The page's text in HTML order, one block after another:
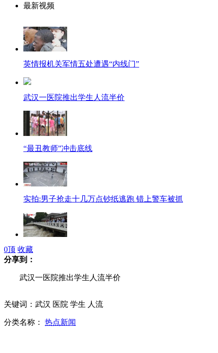
最新视频
英情报机关军情五处遭遇“内线门”
武汉一医院推出学生人流半价
“最丑教师”冲击底线
实拍:男子抢走十几万点钞纸逃跑 错上警车被抓
中国南水北调东线一期工程江苏段试通水
浙江5人坐冤狱17年案真凶一审被判死缓
0顶 收藏
分享到：
武汉一医院推出学生人流半价
关键词：武汉 医院 学生 人流
分类名称： 热点新闻